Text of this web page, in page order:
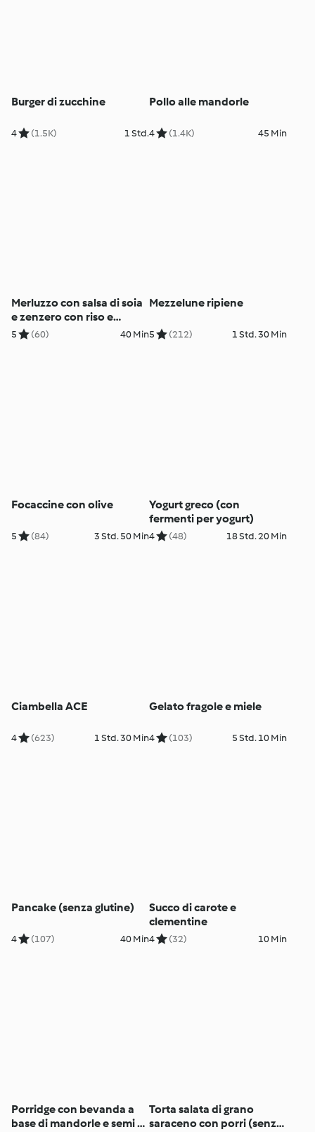
Burger di zucchine
4 (1.5K) 1 Std.
Pollo alle mandorle
4 (1.4K) 45 Min
Merluzzo con salsa di soia
e zenzero con riso e
contorno di verdure
5 (60) 40 Min
Mezzelune ripiene
5 (212) 1 Std. 30 Min
Focaccine con olive
5 (84) 3 Std. 50 Min
Yogurt greco (con
fermenti per yogurt)
4 (48) 18 Std. 20 Min
Ciambella ACE
4 (623) 1 Std. 30 Min
Gelato fragole e miele
4 (103) 5 Std. 10 Min
Pancake (senza glutine)
4 (107) 40 Min
Succo di carote e
clementine
4 (32) 10 Min
Porridge con bevanda a
base di mandorle e semi di
Torta salata di grano
saraceno con porri (senza